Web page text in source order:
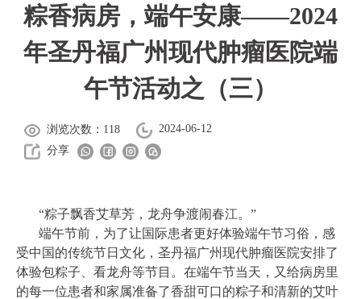
粽香病房，端午安康——2024
年圣丹福广州现代肿瘤医院端
午节活动之（三）
浏览次数：118
2024-06-12
分享
“粽子飘香艾草芳，龙舟争渡闹春江。”
端午节前，为了让国际患者更好体验端午节习俗，感
受中国的传统节日文化，圣丹福广州现代肿瘤医院安排了
体验包粽子、看龙舟等节目。在端午节当天，又给病房里
的每一位患者和家属准备了香甜可口的粽子和清新的艾叶